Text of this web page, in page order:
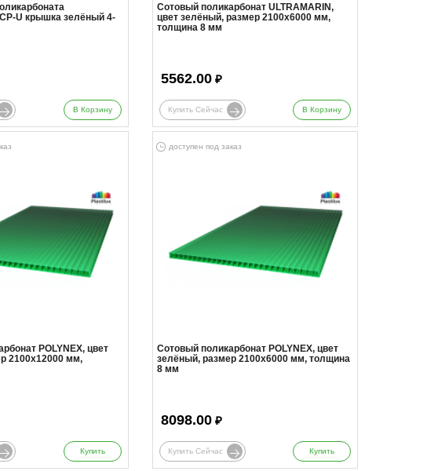
U крышка зелёный 4-
В Корзину
Сотовый поликарбонат ULTRAMARIN,
цвет зелёный, размер 2100x6000 мм,
толщина 8 мм
5562.00₽
Купить Сейчас В Корзину
POLYNEX, цвет
2100x12000 мм,
Купить
доступен под заказ
Сотовый поликарбонат POLYNEX, цвет
зелёный, размер 2100x6000 мм, толщина
8 мм
8098.00₽
Купить Сейчас Купить